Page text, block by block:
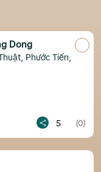
Chỉ đường